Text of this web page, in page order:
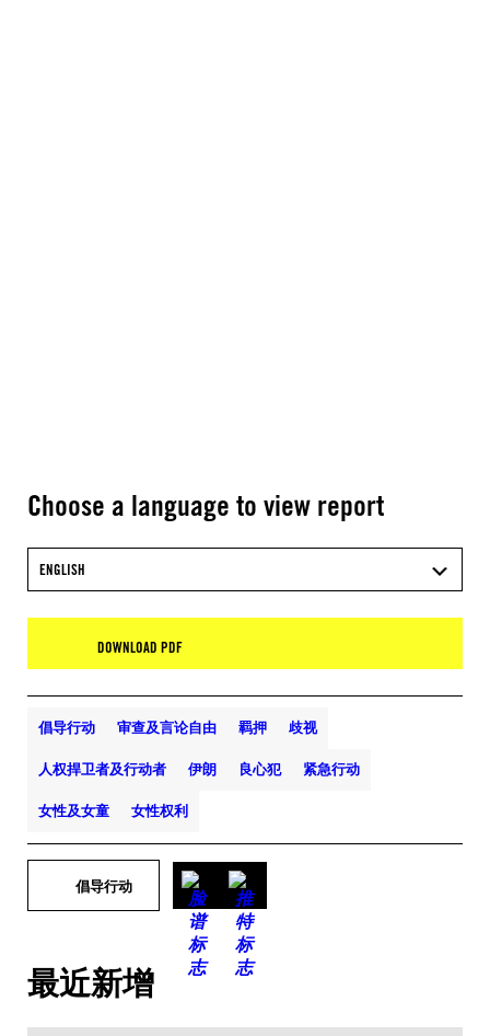
Choose a language to view report
ENGLISH
DOWNLOAD PDF
倡导行动 审查及言论自由 羁押 歧视
人权捍卫者及行动者 伊朗 良心犯 紧急行动
女性及女童 女性权利
倡导行动
最近新增